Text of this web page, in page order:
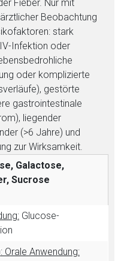
Fieber. Nur mit
Beobachtung
stark
Infektion oder
oder komplizierte
gestörte
gastrointestinale
liegender
(>6 Jahre) und
zur Wirksamkeit.
Galactose,
Sucrose
Glucose-
Anwendung:
eine externe Web-
Web-Seite ist deren
gelten dort ggf. andere
liste.de Zur Seite